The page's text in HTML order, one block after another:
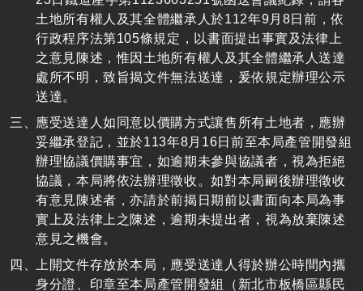
土地所有權人及其全體繼承人於112年9月8日前，依
行政程序法第105條規定，以書面提出事實及法律上
之意見陳述，惟因土地所有權人及其全體繼承人送達
處所不明，致旨揭文件無法送達，爰依規定辦理公示
送達。
應受送達人如同意以價購方式讓售所有土地者，應辦
妥繼承登記，並於113年8月16日前至本局產管開發組
辦理協議價購事宜，如逾期未參與協議者，視為拒絕
協議，本局將依法辦理徵收。如對本局嗣後辦理徵收
有意見陳述者，亦請於前揭日期前以書面向本局為事
實上及法律上之陳述，逾期未提出者，視為放棄陳述
意見之機會。
上開文件存放於本局，應受送達人得於辦公時間內攜
身分證、印章至本局產管開發組（新北市板橋區縣民